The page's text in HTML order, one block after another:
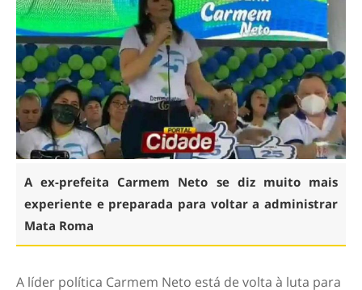
A ex-prefeita Carmem Neto se diz muito mais
experiente e preparada para voltar a administrar
Mata Roma
A líder política Carmem Neto está de volta à luta para